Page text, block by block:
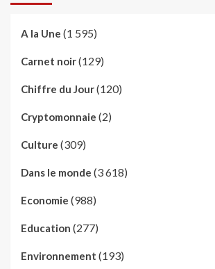
A la Une (1 595)
Carnet noir(129)
Chiffre du Jour(120)
Cryptomonnaie (2)
Culture (309)
Dans le monde (3 618)
Economie (988)
Education (277)
Environnement (193)